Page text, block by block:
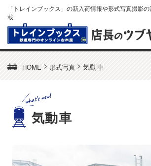
「トレインブックス」の新入荷情報や形式写真撮影
載
HOME > 形式写真 > 気動車
気動車